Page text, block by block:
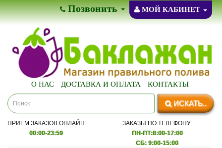
Позвонить МОЙ КАБИНЕТ
О НАС ДОСТАВКА И ОПЛАТА КОНТАКТЫ
ИСКАТЬ..
ПРИЕМ ЗАКАЗОВ ОНЛАЙН
00:00-23:59
ЗАКАЗЫ ПО ТЕЛЕФОНУ:
ПН-ПТ:8:00-17:00
СБ: 9:00-15:00